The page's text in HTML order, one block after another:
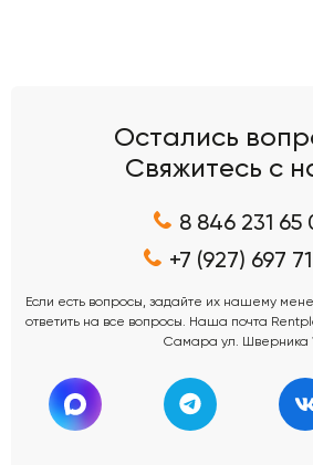
Остались
Свяжитесь с
8 846 231 65
+7 (927) 697
Если есть вопросы, задайте их нашему
ответить на все вопросы. Наша почта
Самара ул. Шверника